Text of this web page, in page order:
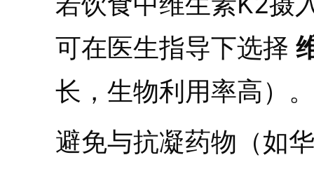
可在医生指导下选择
长，生物利用率高）
避免与抗凝药物（如